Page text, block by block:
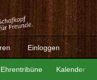
Einloggen
Ehrentribüne Kalender